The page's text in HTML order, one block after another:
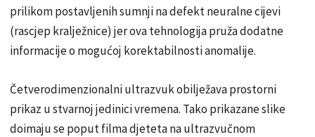
prilikom postavljenih sumnji na defekt neuralne cijevi
(rascjep kralježnice) jer ova tehnologija pruža dodatne
informacije o mogućoj korektabilnosti anomalije.
Četverodimenzionalni ultrazvuk obilježava prostorni
prikaz u stvarnoj jedinici vremena. Tako prikazane slike
doimaju se poput filma djeteta na ultrazvučnom